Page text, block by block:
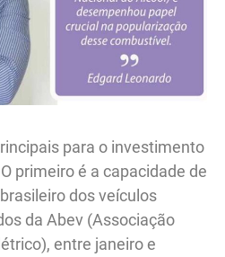
para o investimento
primeiro é a capacidade de
dos veículos
da Abev (Associação
entre janeiro e